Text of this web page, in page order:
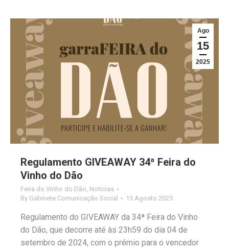
Ago
15
2025
Regulamento GIVEAWAY 34ª Feira do
Vinho do Dão
Feira do Vinho do Dão Notícias
By Gabinete Comunicação Social 15 Agosto 2025
Regulamento do GIVEAWAY da 34ª Feira do Vinho
do Dão, que decorre até às 23h59 do dia 04 de
setembro de 2024, com o prémio para o vencedor